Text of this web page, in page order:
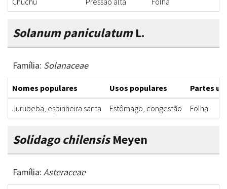
Solanum paniculatumL.
Família: Solanaceae
Nomes populares Usos populares
Partes
Jurubeba, espinheira santa
Estômago, congestão Folha
Solidago chilensisMeyen
Família: Asteraceae